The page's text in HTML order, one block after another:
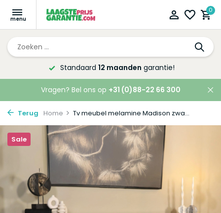
0
Altijd de laagsteprijsgarantie!
Vragen? Bel ons op +31 (0)88-22 66 300
Terug Home Tv meubel melamine Madison zwa...
Sale